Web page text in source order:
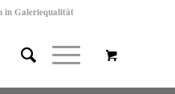
in Galeriequalität